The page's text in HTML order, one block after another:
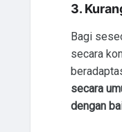
3.
Bagi
secara
secara
dengan